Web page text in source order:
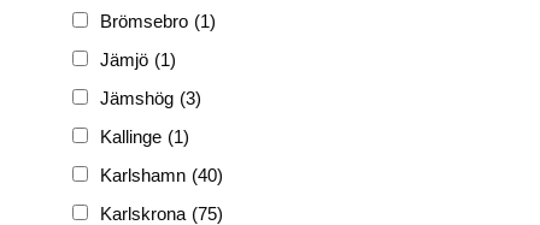
FRG
(3 189)
PF (3 882)
PIONJÄR (129)
Brömsebro (1)
Jämjö (1)
Jämshög (3)
Kallinge (1)
Karlshamn (40)
Karlskrona (75)